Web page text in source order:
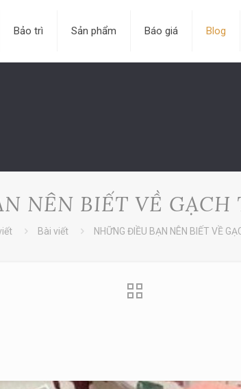
Bảo trì Sản phẩm Báo giá Blog
NÊN BIẾT VỀ GẠCH
Bài viết NHỮNG ĐIỀU BẠN NÊN BIẾT VỀ